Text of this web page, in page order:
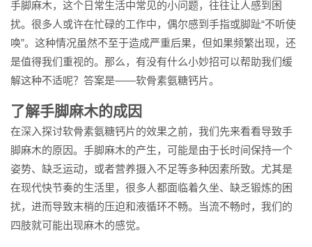
手脚麻木，这个日常生活中常见的小问题，往往让人感到困
扰。很多人或许在忙碌的工作中，偶尔感到手指或脚趾“不听使
唤”。这种情况虽然不至于造成严重后果，但如果频繁出现，还
是值得我们重视的。那么，有没有什么小妙招可以帮助我们缓
解这种不适呢？答案是——软骨素氨糖钙片。
了解手脚麻木的成因
在深入探讨软骨素氨糖钙片的效果之前，我们先来看看导致手
脚麻木的原因。手脚麻木的产生，可能是由于长时间保持一个
姿势、缺乏运动，或者营养摄入不足等多种因素所致。尤其是
在现代快节奏的生活里，很多人都面临着久坐、缺乏锻炼的困
扰，进而导致末梢的压迫和液循环不畅。当流不畅时，我们的
四肢就可能出现麻木的感觉。